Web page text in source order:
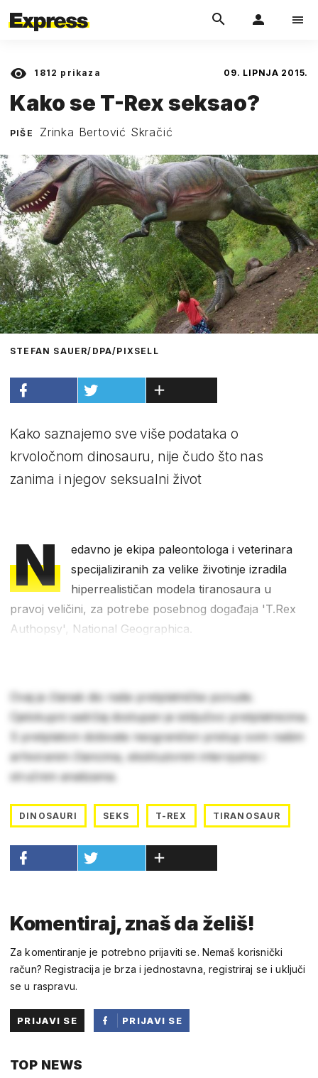
1812 prikaza 09. LIPNJA 2015.
Kako se T-Rex seksao?
PIŠE Zrinka Bertović Skračić
STEFAN SAUER/DPA/PIXSELL
Kako saznajemo sve više podataka o
krvoločnom dinosauru, nije čudo što nas
zanima i njegov seksualni život
N
edavno je ekipa paleontologa i veterinara
specijaliziranih za velike životinje izradila
hiperrealističan modela tiranosaura u
pravoj veličini, za potrebe posebnog događaja 'T.Rex
Authopsy', National Geographica.
Ovaj je članak dio naše pretplatničke ponude.
Cjelokupni sadržaj dostupan je isključivo pretplatnicima.
S pretplatom dobivate neograničen pristup svim našim
arhiviranim člancima, ekskluzivnim intervjuima i
stručnim analizama.
DINOSAURI SEKS T-REX TIRANOSAUR
Komentiraj, znaš da želiš!
Za komentiranje je potrebno prijaviti se. Nemaš korisnički
račun? Registracija je brza i jednostavna, registriraj se i uključi
se u raspravu.
PRIJAVI SE
PRIJAVI SE
TOP NEWS